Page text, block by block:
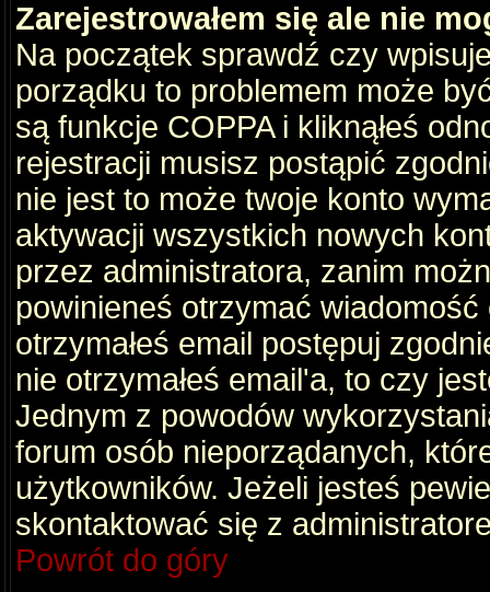
Zarejestrowałem się ale nie
Na początek sprawdź czy
porządku to problemem może
są funkcje COPPA i kliknąłeś
rejestracji musisz postąpić
nie jest to może twoje konto
aktywacji wszystkich nowych
przez administratora, zanim
powinieneś otrzymać
otrzymałeś email postępuj
nie otrzymałeś email'a, to czy
Jednym z powodów
forum osób nieporządanych,
użytkowników. Jeżeli jesteś
skontaktować się z
Powrót do góry